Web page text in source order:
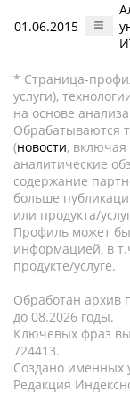
01.06.2015
* Страница-
услуги),
на основе
Обрабатываются
(новости,
аналитические
содержание
больше
или продукта/
Профиль может
информацией, в
продукте/услуге.
Обработан архив
до 08.2026 годы.
Ключевых фраз
724413.
Создано именных
Редакция